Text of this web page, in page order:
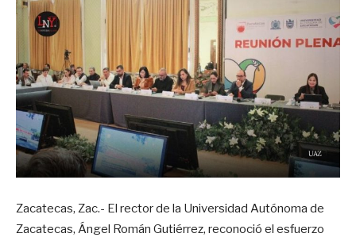
Zacatecas, Zac.- El rector de la Universidad Autónoma de
Zacatecas, Ángel Román Gutiérrez, reconoció el esfuerzo